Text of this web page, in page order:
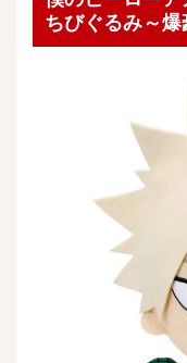
ちびぐるみ～